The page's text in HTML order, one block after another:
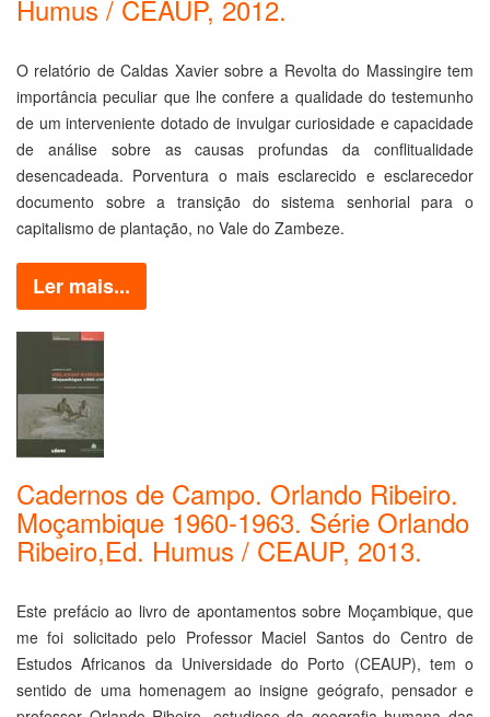
Humus / CEAUP, 2012.
O relatório de Caldas Xavier sobre a Revolta do Massingire tem
importância peculiar que lhe confere a qualidade do testemunho
de um interveniente dotado de invulgar curiosidade e capacidade
de análise sobre as causas profundas da conflitualidade
desencadeada. Porventura o mais esclarecido e esclarecedor
documento sobre a transição do sistema senhorial para o
capitalismo de plantação, no Vale do Zambeze.
Ler mais...
Cadernos de Campo. Orlando Ribeiro.
Moçambique 1960-1963. Série Orlando
Ribeiro,Ed. Humus / CEAUP, 2013.
Este prefácio ao livro de apontamentos sobre Moçambique, que
me foi solicitado pelo Professor Maciel Santos do Centro de
Estudos Africanos da Universidade do Porto (CEAUP), tem o
sentido de uma homenagem ao insigne geógrafo, pensador e